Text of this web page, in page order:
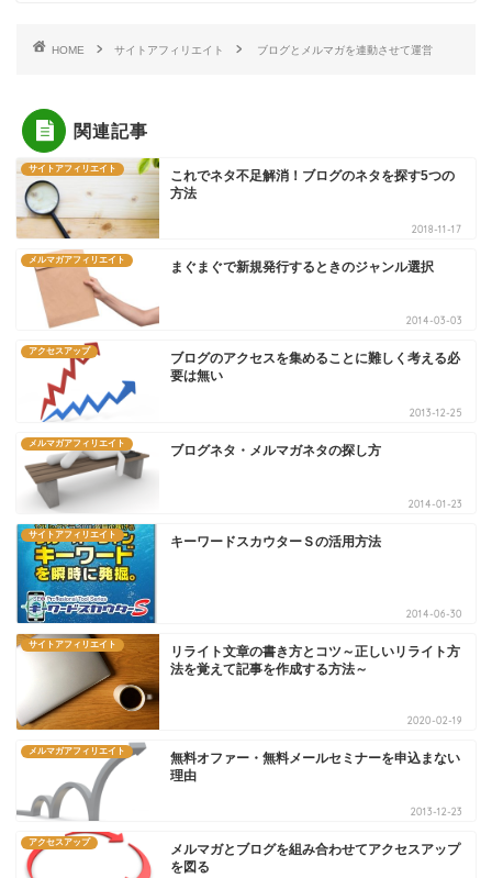
HOME サイトアフィリエイト ブログとメルマガを連動させて運営
関連記事
サイトアフィリエイト
これでネタ不足解消！ブログのネタを探す5つの
方法
2018-11-17
メルマガアフィリエイト まぐまぐで新規発行するときのジャンル選択
2014-03-03
アクセスアップ
ブログのアクセスを集めることに難しく考える必
要は無い
2013-12-25
メルマガアフィリエイト ブログネタ・メルマガネタの探し方
2014-01-23
サイトアフィリエイト キーワードスカウターＳの活用方法
2014-06-30
サイトアフィリエイト
リライト文章の書き方とコツ～正しいリライト方
法を覚えて記事を作成する方法～
2020-02-19
メルマガアフィリエイト
無料オファー・無料メールセミナーを申込まない
理由
2013-12-23
アクセスアップ
メルマガとブログを組み合わせてアクセスアップ
を図る